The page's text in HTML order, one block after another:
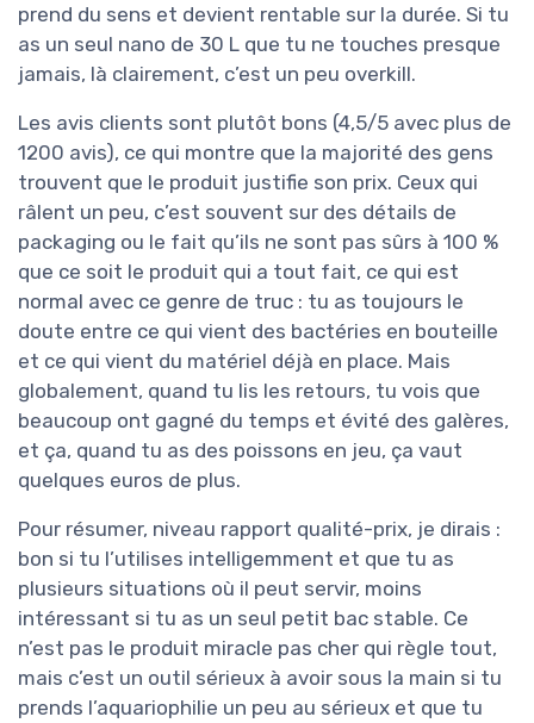
prend du sens et devient rentable sur la durée. Si tu
as un seul nano de 30 L que tu ne touches presque
jamais, là clairement, c’est un peu overkill.
Les avis clients sont plutôt bons (4,5/5 avec plus de
1200 avis), ce qui montre que la majorité des gens
trouvent que le produit justifie son prix. Ceux qui
râlent un peu, c’est souvent sur des détails de
packaging ou le fait qu’ils ne sont pas sûrs à 100 %
que ce soit le produit qui a tout fait, ce qui est
normal avec ce genre de truc : tu as toujours le
doute entre ce qui vient des bactéries en bouteille
et ce qui vient du matériel déjà en place. Mais
globalement, quand tu lis les retours, tu vois que
beaucoup ont gagné du temps et évité des galères,
et ça, quand tu as des poissons en jeu, ça vaut
quelques euros de plus.
Pour résumer, niveau rapport qualité-prix, je dirais :
bon si tu l’utilises intelligemment et que tu as
plusieurs situations où il peut servir, moins
intéressant si tu as un seul petit bac stable. Ce
n’est pas le produit miracle pas cher qui règle tout,
mais c’est un outil sérieux à avoir sous la main si tu
prends l’aquariophilie un peu au sérieux et que tu